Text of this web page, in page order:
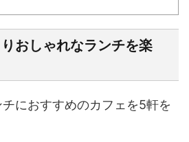
おしゃれなランチを楽
におすすめのカフェを5軒を